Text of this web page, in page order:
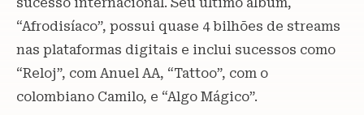
“Afrodisíaco”, possui quase 4 bilhões de streams
nas plataformas digitais e inclui sucessos como
“Reloj”, com Anuel AA, “Tattoo”, com o
colombiano Camilo, e “Algo Mágico”.